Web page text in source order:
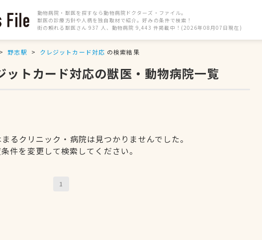
動物病院・獣医を探すなら動物病院ドクターズ・ファイル。
獣医の診療方針や人柄を独自取材で紹介。好みの条件で検索！
街の頼れる獣医さん 937 人、動物病院 9,443 件掲載中！(2026年08月07日現在)
野志駅 クレジットカード対応 の検索結果
トカード対応の獣医・動物病院一覧
るクリニック・病院は見つかりませんでした。
件を変更して検索してください。
1